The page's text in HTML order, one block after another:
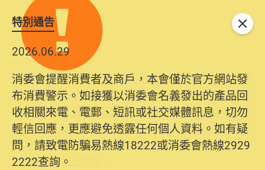
特別通告
2026.06.29
消委會提醒消費者及商戶，本會僅於官方網站發
布消費警示。如接獲以消委會名義發出的產品回
收相關來電、電郵、短訊或社交媒體訊息，切勿
輕信回應，更應避免透露任何個人資料。如有疑
問，請致電防騙易熱線18222或消委會熱線2929
2222查詢。
2025.10.31
為提升使用者體驗及網絡安全，本會的投訴處理
系統已經進行升級及推出新功能。由2025年11月
10日起，消費者需要提供基本聯絡資料（包括姓
名、電郵及電話）註冊帳戶，才可提交投訴、查
詢及建議。所有提交紀錄將清晰整合於帳戶中，
方便日後作出跟進。
關閉